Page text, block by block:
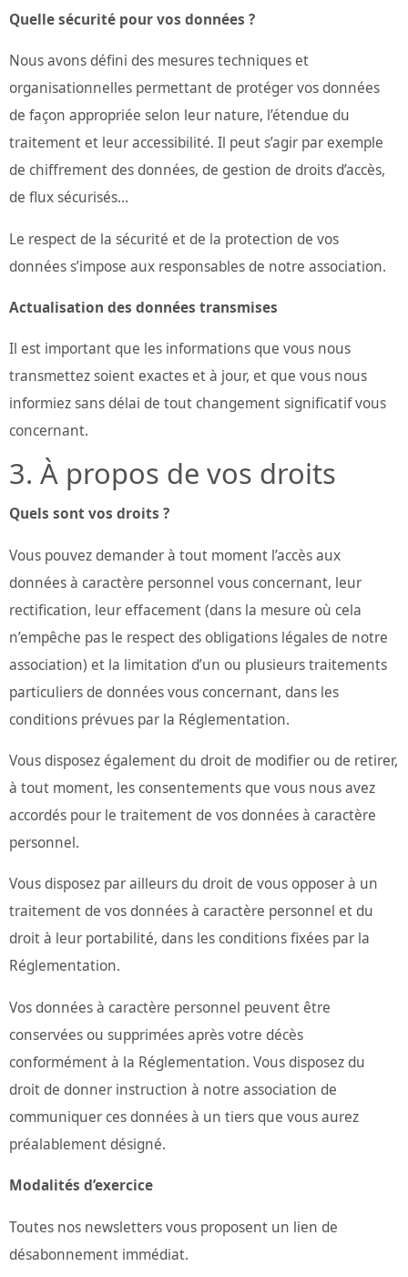
Quelle sécurité pour vos données ?
Nous avons défini des mesures techniques et
organisationnelles permettant de protéger vos données
de façon appropriée selon leur nature, l’étendue du
traitement et leur accessibilité. Il peut s’agir par exemple
de chiffrement des données, de gestion de droits d’accès,
de flux sécurisés...
Le respect de la sécurité et de la protection de vos
données s’impose aux responsables de notre association.
Actualisation des données transmises
Il est important que les informations que vous nous
transmettez soient exactes et à jour, et que vous nous
informiez sans délai de tout changement significatif vous
concernant.
À propos de vos droits
Quels sont vos droits ?
Vous pouvez demander à tout moment l’accès aux
données à caractère personnel vous concernant, leur
rectification, leur effacement (dans la mesure où cela
n’empêche pas le respect des obligations légales de notre
association) et la limitation d’un ou plusieurs traitements
particuliers de données vous concernant, dans les
conditions prévues par la Réglementation.
Vous disposez également du droit de modifier ou de retirer,
à tout moment, les consentements que vous nous avez
accordés pour le traitement de vos données à caractère
personnel.
Vous disposez par ailleurs du droit de vous opposer à un
traitement de vos données à caractère personnel et du
droit à leur portabilité, dans les conditions fixées par la
Réglementation.
Vos données à caractère personnel peuvent être
conservées ou supprimées après votre décès
conformément à la Réglementation. Vous disposez du
droit de donner instruction à notre association de
communiquer ces données à un tiers que vous aurez
préalablement désigné.
Modalités d’exercice
Toutes nos newsletters vous proposent un lien de
désabonnement immédiat.